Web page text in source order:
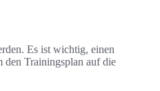
Es ist wichtig, einen
den Trainingsplan auf die